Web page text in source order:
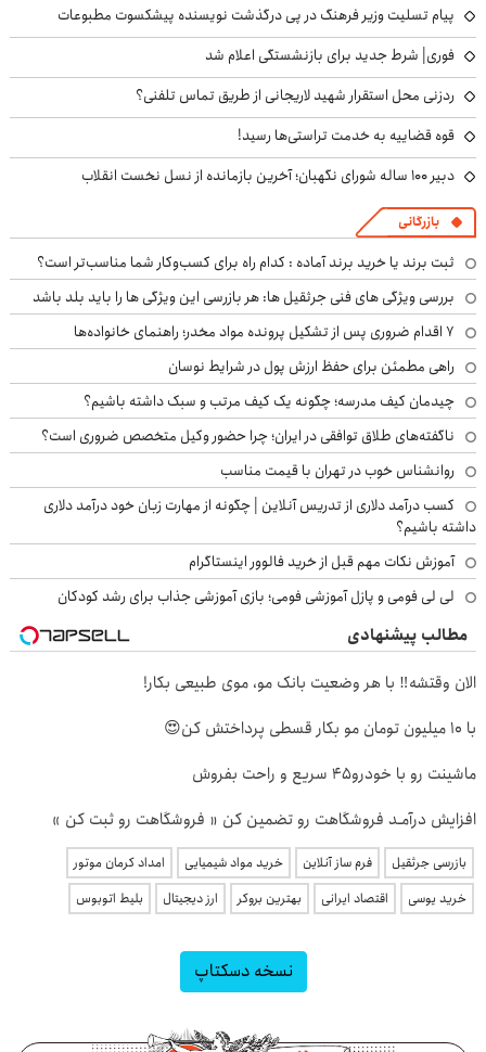
پیام تسلیت وزیر فرهنگ در پی درگذشت نویسنده پیشکسوت مطبوعات
فوری| شرط جدید برای بازنشستگی اعلام شد
ردزنی محل استقرار شهید لاریجانی از طریق تماس تلفنی؟
قوه قضاییه به خدمت تراستی‌ها رسید!
دبیر ۱۰۰ ساله شورای نگهبان؛ آخرین بازمانده از نسل نخست انقلاب
بازرگانی
ثبت برند یا خرید برند آماده : کدام راه برای کسب‌وکار شما مناسب‌تر است؟
بررسی ویژگی های فنی جرثقیل ها: هر بازرسی این ویژگی ها را باید بلد باشد
۷ اقدام ضروری پس از تشکیل پرونده مواد مخدر؛ راهنمای خانواده‌ها
راهی مطمئن برای حفظ ارزش پول در شرایط نوسان
چیدمان کیف مدرسه؛ چگونه یک کیف مرتب و سبک داشته باشیم؟
ناگفته‌های طلاق توافقی در ایران؛ چرا حضور وکیل متخصص ضروری است؟
روانشناس خوب در تهران با قیمت مناسب
کسب درآمد دلاری از تدریس آنلاین | چگونه از مهارت زبان خود درآمد دلاری
داشته باشیم؟
آموزش نکات مهم قبل از خرید فالوور اینستاگرام
لی لی فومی و پازل آموزشی فومی؛ بازی آموزشی جذاب برای رشد کودکان
مطالب پیشنهادی
الان وقتشه‼️ با هر وضعیت بانک مو، موی طبیعی بکار!
با 10 میلیون تومان مو بکار قسطی پرداختش کن😍
ماشینت رو با خودرو45 سریع و راحت بفروش
افزایش درآمـد فروشگاهت رو تضمین کن « فروشگاهت رو ثبت کن »
بازرسی جرثقیل فرم ساز آنلاین خرید مواد شیمیایی
امداد کرمان موتور
خرید یوسی
اقتصاد ایرانی بهترین بروکر ارز دیجیتال بلیط اتوبوس
نسخه دسکتاپ